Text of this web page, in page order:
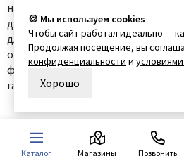
назначение, материал и дизайн.
дверей для общественных и
для офиса и дома — каждая
отвечает современным
функциональности, обеспечивая
гармоничность в оформлении
Также часто ищут
Каталог Магазины Позвонить
🍪 Мы используем cookies
Чтобы сайт работал идеально —
Продолжая посещение, вы
конфиденциальности и
Хорошо